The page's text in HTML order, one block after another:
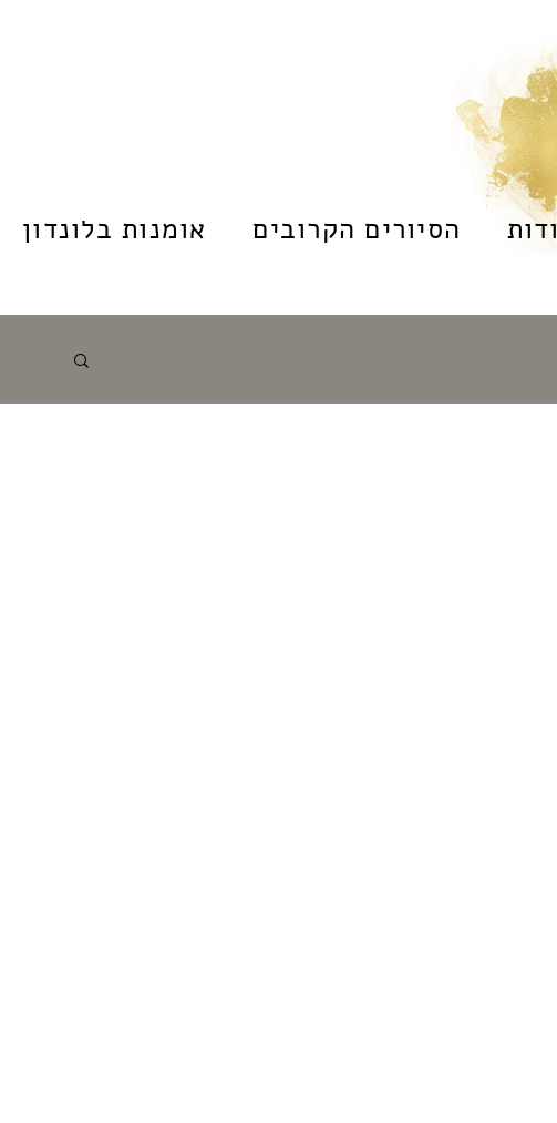
אומנות בלונדון הסיורים הקרובים